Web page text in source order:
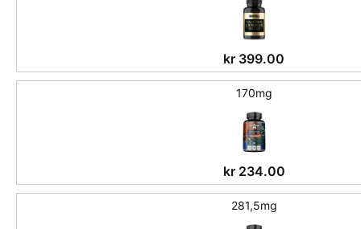
kr 399.00
170mg
kr234.00
281,5mg